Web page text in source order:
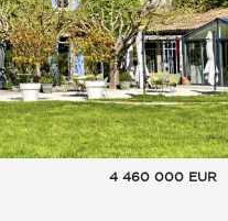
4 460 000 EUR